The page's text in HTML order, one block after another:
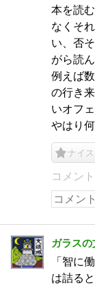
本を読
なくそ
い、否
がら読
例えば
の行き
いオフ
やはり
ナイス
コメン
ガラスの
「智に
は詰る